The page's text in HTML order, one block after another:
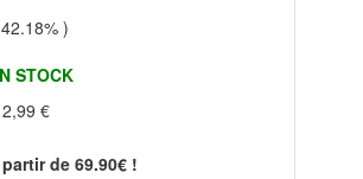
)
STOCK
2,99 €
de 69.90€ !